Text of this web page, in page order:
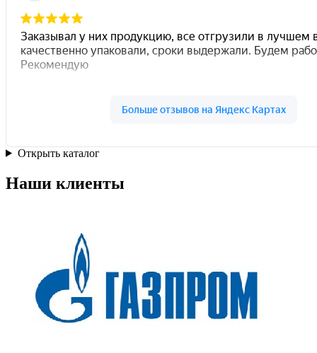
Открыть каталог
Наши клиенты